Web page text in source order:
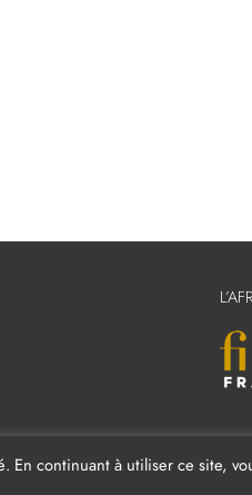
En continuant à utiliser ce site,